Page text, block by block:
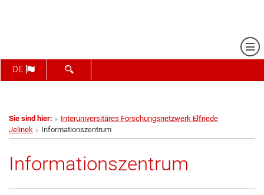
DE SUCHFORMULAR ÖFFNEN
Sie sind hier:
Interuniversitäres Forschungsnetzwerk Elfriede
Jelinek
Informationszentrum
Informationszentrum